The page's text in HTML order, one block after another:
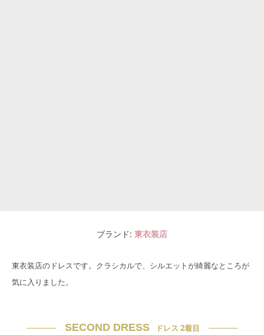
ブランド 東衣装店
東衣装店のドレスです。クラシカルで、シルエットが綺麗なところが
気に入りました。
SECOND DRESS ドレス 2着目